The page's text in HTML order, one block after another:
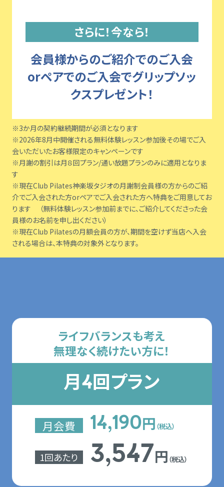
さらに！今なら！
会員様からのご紹介でのご入会
orペアでのご入会でグリップソッ
クスプレゼント！
※3か月の契約継続期間が必須となります
※2026年8月中開催される無料体験レッスン参加後その場でご入
会いただいたお客様限定のキャンペーンです
※月謝の割引は月８回プラン/通い放題プランのみに適用となりま
す
※現在Club Pilates神楽坂タジオの月謝制会員様の方からのご紹
介でご入会された方orペアでご入会された方へ特典をご用意してお
ります （無料体験レッスン参加前までに、ご紹介してくださった会
員様のお名前を申し出ください）
※現在Club Pilatesの月額会員の方が、期間を空けず当店へ入会
される場合は、本特典の対象外となります。
ライフバランスも考え
無理なく続けたい方に！
月4回プラン
月会費 14,190円 （税込）
1回あたり 3,547円 （税込）